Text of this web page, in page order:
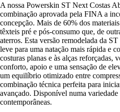
A nossa Powerskin ST Next Costas
combinação aprovada pela FINA a
concepção. Mais de 60% dos
têxteis pré e pós-consumo que, de
aterros. Esta versão remodelada da
leve para uma natação mais rápida e
costuras planas e às alças reforçadas,
conforto, apoio e uma sensação de
um equilíbrio otimizado entre
combinação técnica perfeita para
avançado. Disponível numa variedade
contemporâneas.